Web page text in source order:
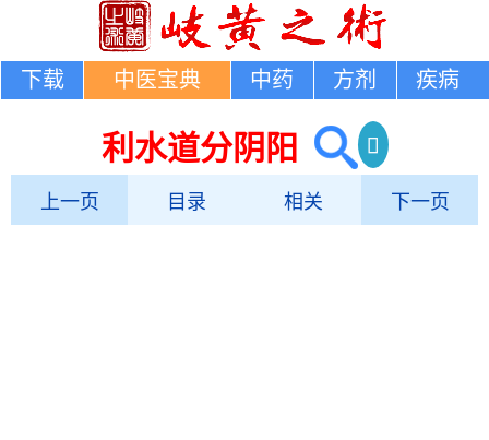
下载 中医宝典 中药 方剂 疾病
利水道分阴阳
上一页 目录 相关 下一页